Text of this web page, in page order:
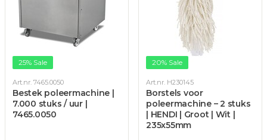
25% Sale
Art.nr. 7465.0050
Bestek poleermachine |
7.000 stuks / uur |
7465.0050
20% Sale
Art.nr. H230145
Borstels voor
poleermachine – 2 stuks
| HENDI | Groot | Wit |
235x55mm